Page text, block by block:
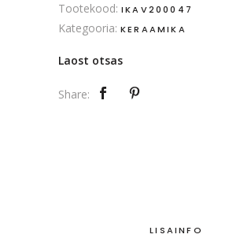
Tootekood: IKAV200047
Kategooria: KERAAMIKA
Laost otsas
Share:
LISAINFO